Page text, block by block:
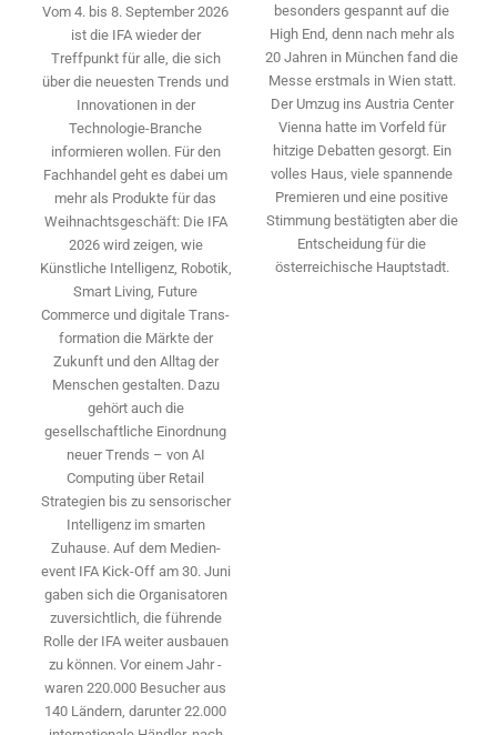
Vom 4. bis 8. September 2026
ist die IFA wieder der
Treffpunkt für alle, die sich
über die neuesten Trends und
Innovationen in der
Technologie-­Branche
informieren wollen. Für den
Fachhandel geht es dabei um
mehr als Produkte für das
Weihnachtsgeschäft: Die IFA
2026 wird ­zeigen, wie
Künstliche Intelligenz, Robotik,
Smart Living, Future
Commerce und digitale Trans­
formation die Märkte der
Zukunft und den Alltag der
Menschen gestalten. Dazu
gehört auch die
gesellschaftliche Einordnung
neuer Trends – von AI
Computing über Retail
Strategien bis zu sensorischer
Intelligenz im smarten
Zuhause. Auf dem Medien­
event IFA Kick-Off am 30. Juni
gaben sich die Organisatoren
zuversichtlich, die führende
Rolle der IFA weiter ausbauen
zu können. Vor einem Jahr ­
waren 220.000 Besucher aus
140 ­Ländern, ­darunter 22.000
besonders gespannt auf die
High End, denn nach mehr als
20 Jahren in München fand die
Messe erstmals in Wien statt.
Der Umzug ins Austria Center
Vienna hatte im Vorfeld für
hitzige Debatten gesorgt. Ein
volles Haus, viele spannende
Premieren und eine positive
Stimmung bestätigten aber die
Entscheidung für die
österreichische Hauptstadt.